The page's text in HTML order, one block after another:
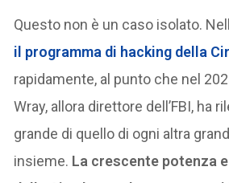
Questo non è un caso isolato.
il programma di hacking della
rapidamente, al punto che nel
Wray, allora direttore dell’FBI, ha
grande di quello di ogni altra
insieme. La crescente potenza